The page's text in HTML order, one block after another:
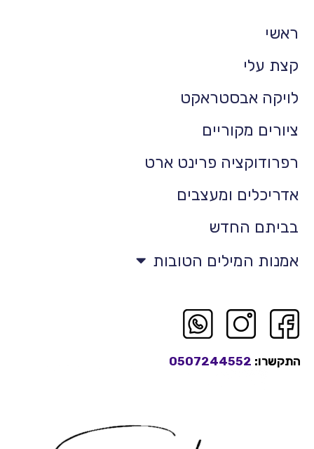
ראשי
קצת עלי
לויקה אבסטראקט
ציורים מקוריים
רפרודוקציה פרינט ארט
אדריכלים ומעצבים
בביתם החדש
אמנות המילים הטובות
התקשרו: 0507244552